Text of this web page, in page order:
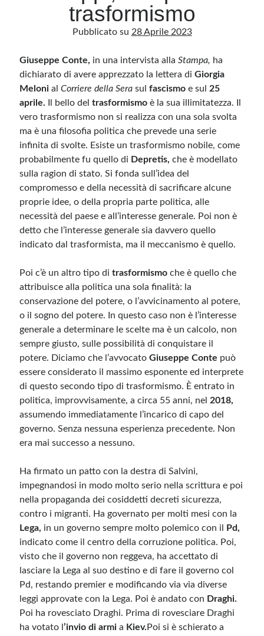
Categorie
Questo blog non rappresenta una testata giornalistica, in quanto viene aggiornato
senza alcuna periodicità. Non può pertanto considerarsi un prodotto editoriale ai
sensi della legge n· 62 del 7.03.2001. L’autore non è responsabile di quanto
pubblicato dai lettori nei commenti ai vari post. Saranno comunque cancellati quelli
ritenuti offensivi o lesivi dell’immagine o dell’onorabilità di terzi, di genere spam,
razzisti o che contengano dati personali non conformi al rispetto delle norme sulla
privacy. Alcune immagini inserite in questo blog sono tratte da Internet e, pertanto,
diritti d’autore, vi invito a comunicarlo via e-mail a info[at]dinovalle.it e saranno
tramite link né del loro contenuto, che può essere soggetto a variazioni nel tempo.
Accedi
Feed dei contenuti
Feed dei commenti
WordPress.org
trasformismo
Pubblicato su 28 Aprile 2023
Giuseppe Conte, in una intervista allaStampa, ha
dichiarato di avere apprezzato la lettera diGiorgia
Meloni alCorriere della Serasulfascismo e sul 25
aprile. Il bello deltrasformismo è la sua illimitatezza. Il
vero trasformismo non si realizza con una sola svolta
ma è una filosofia politica che prevede una serie
infinita di svolte. Esiste un trasformismo nobile, come
probabilmente fu quello di Depretis, che è modellato
sulla ragion di stato. Si fonda sull’idea del
compromesso e della necessità di sacrificare alcune
proprie idee, o della propria parte politica, alle
necessità del paese e all’interesse generale. Poi non è
detto che l’interesse generale sia davvero quello
indicato dal trasformista, ma il meccanismo è quello.
Poi c’è un altro tipo ditrasformismo che è quello che
attribuisce alla politica una sola finalità: la
conservazione del potere, o l’avvicinamento al potere,
o il sogno del potere. In questo caso non è l’interesse
generale a determinare le scelte ma è un calcolo, non
sempre giusto, sulle possibilità di conquistare il
potere. Diciamo che l’avvocato Giuseppe Conte può
essere considerato il massimo esponente ed interprete
di questo secondo tipo di trasformismo. È entrato in
politica, improvvisamente, a circa 55 anni, nel 2018,
assumendo immediatamente l’incarico di capo del
governo. Senza nessuna esperienza precedente. Non
era mai successo a nessuno.
Ha firmato un patto con la destra di Salvini,
impegnandosi in modo molto serio nella scrittura e poi
nella propaganda dei cosiddetti decreti sicurezza,
contro i migranti. Ha governato per molti mesi con la
Lega, in un governo sempre molto polemico con il
Pd,
indicato come il centro della corruzione politica. Poi,
visto che il governo non reggeva, ha accettato di
lasciare la Lega al suo destino e di fare il governo col
Pd, restando premier e modificando via via diverse
leggi approvate con la Lega. Poi è andato con Draghi.
Poi ha rovesciato Draghi. Prima di rovesciare Draghi
ha votato l ’invio di armi a Kiev. Poi si è schierato a